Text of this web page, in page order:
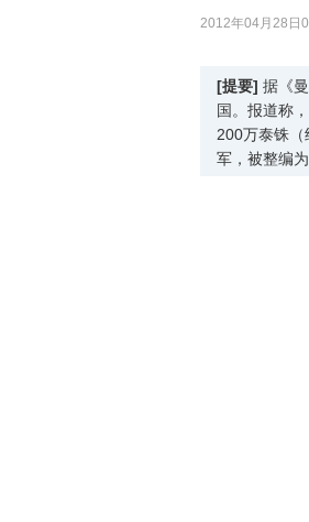
2012年04月28日
[提要] 据《
国。报道称
200万泰铢
军，被整编